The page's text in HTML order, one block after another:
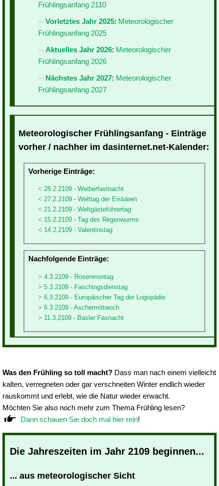
Frühlingsanfang 2110
Vorletztes Jahr 2025: Meteorologischer
Frühlingsanfang 2025
Aktuelles Jahr 2026: Meteorologischer
Frühlingsanfang 2026
Nächstes Jahr 2027: Meteorologischer
Frühlingsanfang 2027
Meteorologischer Frühlingsanfang - Einträge
vorher / nachher im dasinternet.net-Kalender:
Vorherige Einträge:
28.2.2109 - Weiberfastnacht
27.2.2109 - Welttag der Eisbären
21.2.2109 - Weltgästeführertag
15.2.2109 - Tag des Regenwurms
14.2.2109 - Valentinstag
Nachfolgende Einträge:
4.3.2109 - Rosenmontag
5.3.2109 - Faschingsdienstag
6.3.2109 - Europäischer Tag der Logopädie
6.3.2109 - Aschermittwoch
11.3.2109 - Basler Fasnacht
Was den Frühling so toll macht? Dass man nach einem vielleicht
kalten, verregneten oder gar verschneiten Winter endlich wieder
rauskommt und erlebt, wie die Natur wieder erwacht.
Möchten Sie also noch mehr zum Thema Frühling lesen?
Dann schauen Sie doch mal hier rein!
Die Jahreszeiten im Jahr 2109 beginnen...
... aus meteorologischer Sicht